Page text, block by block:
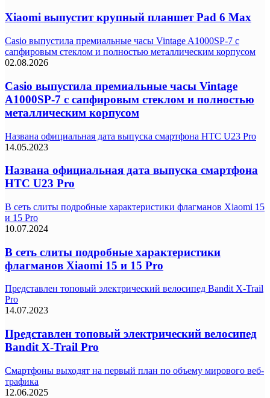
Xiaomi выпустит крупный планшет Pad 6 Max
Casio выпустила премиальные часы Vintage A1000SP-7 с
сапфировым стеклом и полностью металлическим корпусом
02.08.2026
Casio выпустила премиальные часы Vintage
A1000SP-7 с сапфировым стеклом и полностью
металлическим корпусом
Названа официальная дата выпуска смартфона HTC U23 Pro
14.05.2023
Названа официальная дата выпуска смартфона
HTC U23 Pro
В сеть слиты подробные характеристики флагманов Xiaomi 15
и 15 Pro
10.07.2024
В сеть слиты подробные характеристики
флагманов Xiaomi 15 и 15 Pro
Представлен топовый электрический велосипед Bandit X-Trail
Pro
14.07.2023
Представлен топовый электрический велосипед
Bandit X-Trail Pro
Смартфоны выходят на первый план по объему мирового веб-
трафика
12.06.2025